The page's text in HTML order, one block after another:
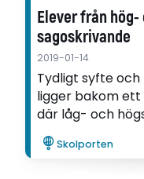
Elever från
sagoskrivande
2019-01-14
Tydligt syfte
ligger bakom
där låg- och
illustrerat sagor
läranderesurs
Skolporten